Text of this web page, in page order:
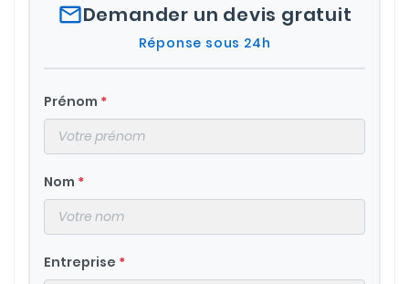
mail_outlineDemander un devis gratuit
Réponse sous 24h
Prénom *
Nom *
Entreprise *